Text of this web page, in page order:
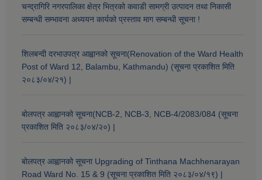
चन्द्रागिरि नगरपालिका क्षेत्र भित्रको कवाडी सामग्री उत्पादन तथा निकासी
सम्बन्धी सम्भावना अध्ययन कार्यको प्रस्ताव माग सम्बन्धी सूचना !
शिलबन्दी दरभाउपत्र आह्वानको सूचना(Renovation of the Ward Health
Post of Ward 12, Balambu, Kathmandu) (सूचना प्रकाशित मिति
२०८३/०४/२१) |
बोलपत्र आह्वानको सूचना(NCB-2, NCB-3, NCB-4/2083/084 (सूचना
प्रकाशित मिति २०८३/०४/२०) |
बोलपत्र आह्वानको सूचना Upgrading of Tinthana Machhenarayan
Road Ward No. 15 & 9 (सूचना प्रकाशित मिति २०८३/०४/१९) |